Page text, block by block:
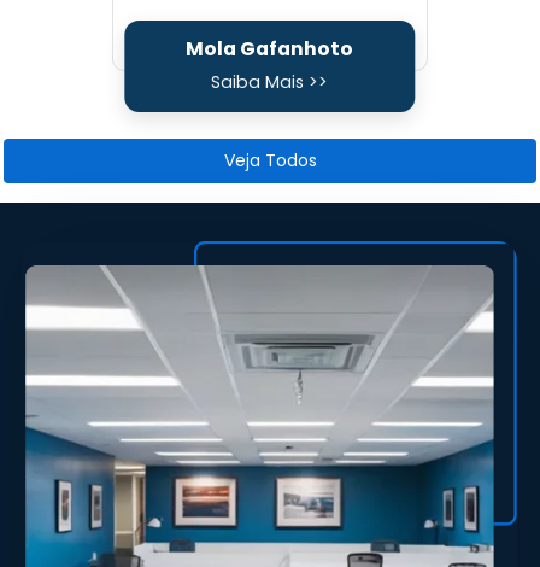
Mola Gafanhoto
Saiba Mais >>
Veja Todos